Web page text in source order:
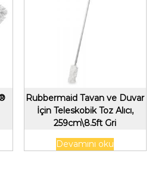
Rubbermaid Tavan ve Duvar
İçin Teleskobik Toz Alıcı,
259cm\8.5ft Gri
Devamını oku